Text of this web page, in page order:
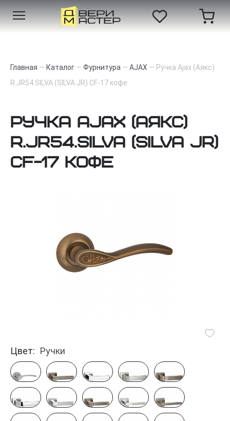
Главная — Каталог — Фурнитура — AJAX — Ручка Ajax (Аякс)
R.JR54.SILVA (SILVA JR) CF-17 кофе
Ручка Ajax (Аякс)
R.JR54.SILVA (SILVA JR)
CF-17 кофе
Цвет: Ручки